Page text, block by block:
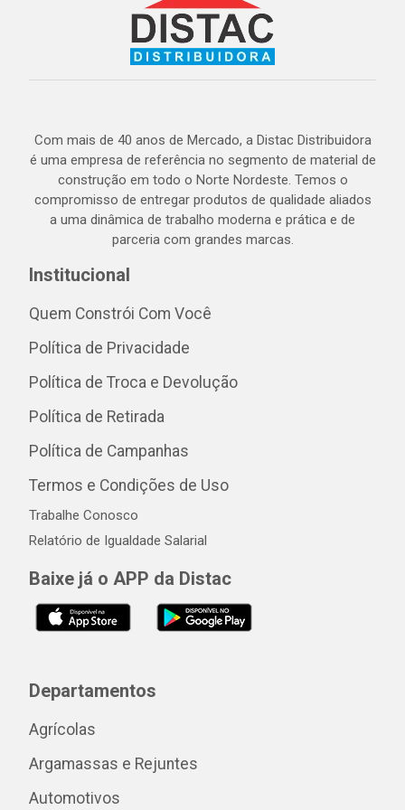
Com mais de 40 anos de Mercado, a Distac Distribuidora
é uma empresa de referência no segmento de material de
construção em todo o Norte Nordeste. Temos o
compromisso de entregar produtos de qualidade aliados
a uma dinâmica de trabalho moderna e prática e de
parceria com grandes marcas.
Institucional
Quem Constrói Com Você
Política de Privacidade
Política de Troca e Devolução
Política de Retirada
Política de Campanhas
Termos e Condições de Uso
Trabalhe Conosco
Relatório de Igualdade Salarial
Baixe já o APP da Distac
Departamentos
Agrícolas
Argamassas e Rejuntes
Automotivos